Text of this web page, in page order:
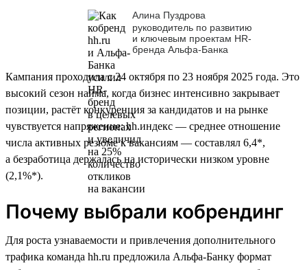
Алина Пуздрова
руководитель по развитию
и ключевым проектам HR-
бренда Альфа-Банка
Кампания проходила с 24 октября по 23 ноября 2025 года. Это
высокий сезон найма, когда бизнес интенсивно закрывает
позиции, растёт конкуренция за кандидатов и на рынке
чувствуется напряжение: hh.индекс — среднее отношение
числа активных резюме к вакансиям — составлял 6,4*,
а безработица держалась на исторически низком уровне
(2,1%*).
Почему выбрали кобрендинг
Для роста узнаваемости и привлечения дополнительного
трафика команда hh.ru предложила Альфа-Банку формат